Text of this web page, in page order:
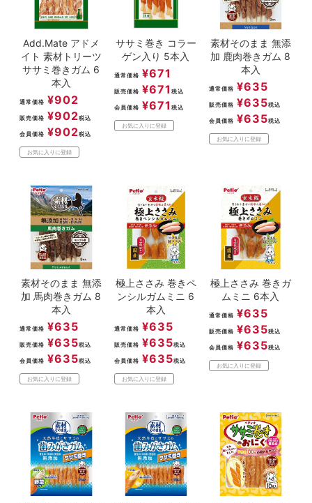
Add.Mate アドメ
イト 素材トリーツ
ササミ巻きガム 6
本入
通常価格 ¥902
販売価格 ¥902税込
会員価格 ¥902税込
お気に入りに登録
ササミ巻き コラー
ゲン入り 5本入
通常価格 ¥671
販売価格 ¥671 税込
会員価格 ¥671 税込
お気に入りに登録
素材そのまま 無添
加 鹿肉巻きガム 8
本入
通常価格 ¥635
販売価格 ¥635税込
会員価格 ¥635税込
お気に入りに登録
素材そのまま 無添
加 馬肉巻きガム 8
本入
通常価格 ¥635
販売価格 ¥635税込
会員価格 ¥635税込
お気に入りに登録
極上ささみ 巻きペ
ンシルガムミニ 6
本入
通常価格 ¥635
販売価格 ¥635税込
会員価格 ¥635税込
お気に入りに登録
極上ささみ 巻きガ
ムミニ 6本入
通常価格 ¥635
販売価格 ¥635税込
会員価格 ¥635税込
お気に入りに登録